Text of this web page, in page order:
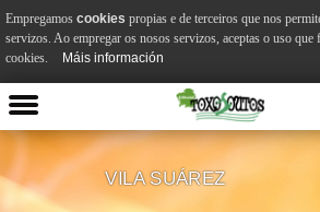
VILA SUÁREZ
Empregamos cookies propias e de terceiros que nos
servizos. Ao empregar os nosos servizos, aceptas o uso que
cookies.
Máis información